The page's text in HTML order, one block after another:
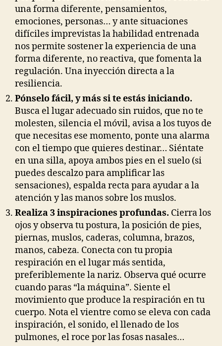
una forma diferente, pensamientos,
emociones, personas… y ante situaciones
difíciles imprevistas la habilidad entrenada
nos permite sostener la experiencia de una
forma diferente, no reactiva, que fomenta la
regulación. Una inyección directa a la
resiliencia.
Pónselo fácil, y más si te estás iniciando.
Busca el lugar adecuado sin ruidos, que no te
molesten, silencia el móvil, avisa a los tuyos de
que necesitas ese momento, ponte una alarma
con el tiempo que quieres destinar… Siéntate
en una silla, apoya ambos pies en el suelo (si
puedes descalzo para amplificar las
sensaciones), espalda recta para ayudar a la
atención y las manos sobre los muslos.
Realiza 3 inspiraciones profundas. Cierra los
ojos y observa tu postura, la posición de pies,
piernas, muslos, caderas, columna, brazos,
manos, cabeza. Conecta con tu propia
respiración en el lugar más sentida,
preferiblemente la nariz. Observa qué ocurre
cuando paras “la máquina”. Siente el
movimiento que produce la respiración en tu
cuerpo. Nota el vientre como se eleva con cada
inspiración, el sonido, el llenado de los
pulmones, el roce por las fosas nasales…